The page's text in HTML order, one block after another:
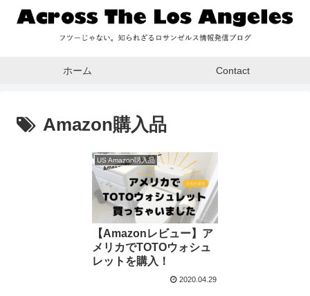
ホーム Contact
Amazon購入品
US Amazon購入品
【Amazonレビュー】ア
メリカでTOTOウォシュ
レットを購入！
2020.04.29